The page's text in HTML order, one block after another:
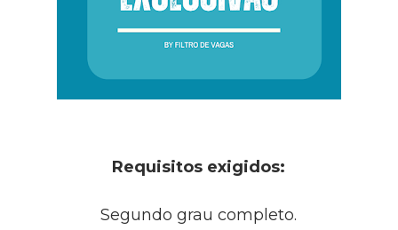
Requisitos exigidos:
Segundo grau completo.